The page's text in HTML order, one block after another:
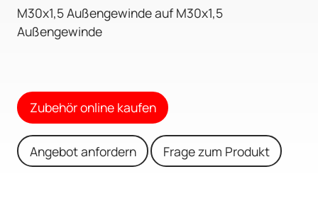
M30x1,5 Außengewinde auf M30x1,5
Außengewinde
Zubehör online kaufen
Angebot anfordern Frage zum Produkt